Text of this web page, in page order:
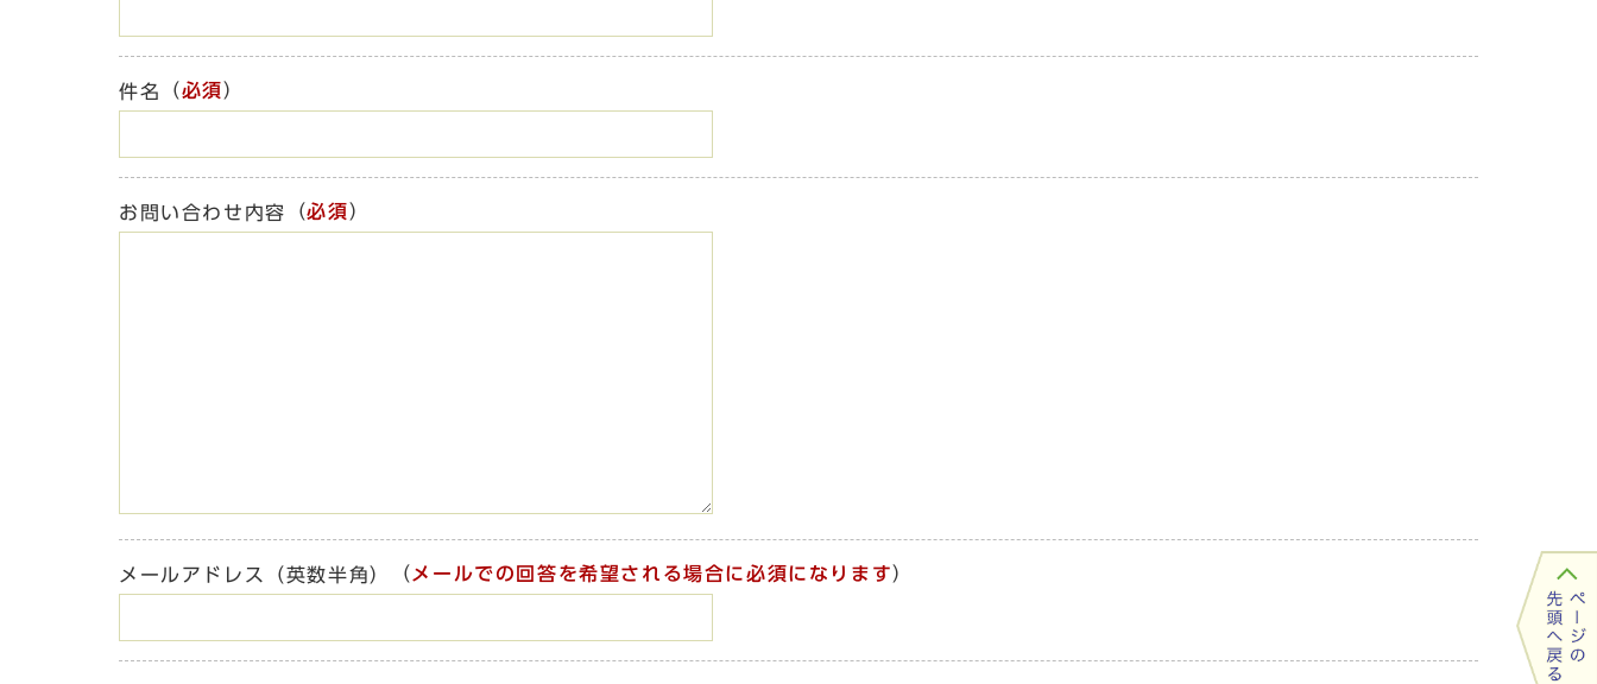
件名 （必須）
お問い合わせ内容 （必須）
メールアドレス（英数半角） （ メールでの回答を希望される場合に必須になります）